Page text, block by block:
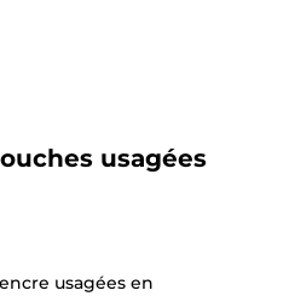
usagées
usagées en